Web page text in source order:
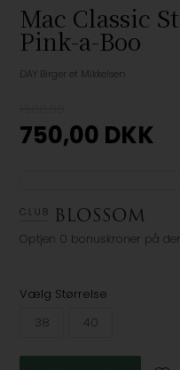
Mac Classic
Pink-a-Boo
DAY Birger et Mikkelsen
750,00 DKK
Optjen 0 bonuskroner på
Vælg Størrelse
38
40